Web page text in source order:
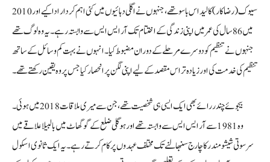
سیوک (رضاکار) کالیداس باسو تھے، جنہوں نے اگلی دہائیوں میں کئی اہم کردار ادا کیے اور 2010
میں 86 سال کی عمر میں اپنی زندگی کے اختتام تک آر ایس ایس سے وابستہ رہے۔ یہ وہ لوگ تھے
جنہوں نے تنظیم کو دوسرے مرحلے کے دوران مضبوط کیا۔ انہوں نے بہت کم وسائل کے ساتھ
تنظیم کی خدمت کی اور زیادہ تر اس مقصد کے لیے اپنی لگن پر انحصار کیا جس پر وہ یقین رکھتے تھے۔
بیجوئے چندر رائے بھی ایک ایسی ہی شخصیت تھے، جن سے میری ملاقات 2018 میں ہوئی۔
وہ 1981 سے آر ایس ایس سے وابستہ تھے اور ہوگلی ضلع کے گوگھاٹ میں بالبیلا علاقے میں
سرسوتی شیشو مندر کا چارج سنبھالنے تک مختلف عہدوں پر کام کرتے رہے۔ یہ ایک ثانوی اسکول